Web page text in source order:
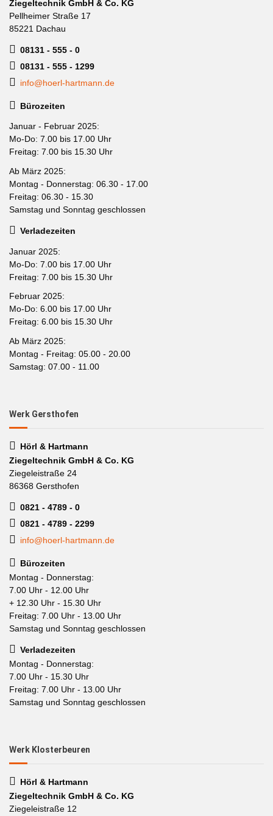
Ziegeltechnik GmbH & Co. KG
Pellheimer Straße 17
85221 Dachau
08131 - 555 - 0
08131 - 555 - 1299
info@hoerl-hartmann.de
Bürozeiten
Januar - Februar 2025:
Mo-Do: 7.00 bis 17.00 Uhr
Freitag: 7.00 bis 15.30 Uhr
Ab März 2025:
Montag - Donnerstag: 06.30 - 17.00
Freitag: 06.30 - 15.30
Samstag und Sonntag geschlossen
Verladezeiten
Januar 2025:
Mo-Do: 7.00 bis 17.00 Uhr
Freitag: 7.00 bis 15.30 Uhr
Februar 2025:
Mo-Do: 6.00 bis 17.00 Uhr
Freitag: 6.00 bis 15.30 Uhr
Ab März 2025:
Montag - Freitag: 05.00 - 20.00
Samstag: 07.00 - 11.00
Werk Gersthofen
Hörl & Hartmann
Ziegeltechnik GmbH & Co. KG
Ziegeleistraße 24
86368 Gersthofen
0821 - 4789 - 0
0821 - 4789 - 2299
info@hoerl-hartmann.de
Bürozeiten
Montag - Donnerstag:
7.00 Uhr - 12.00 Uhr
+ 12.30 Uhr - 15.30 Uhr
Freitag: 7.00 Uhr - 13.00 Uhr
Samstag und Sonntag geschlossen
Verladezeiten
Montag - Donnerstag:
7.00 Uhr - 15.30 Uhr
Freitag: 7.00 Uhr - 13.00 Uhr
Samstag und Sonntag geschlossen
Werk Klosterbeuren
Hörl & Hartmann
Ziegeltechnik GmbH & Co. KG
Ziegeleistraße 12